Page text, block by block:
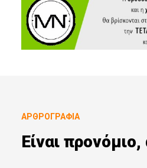
ΑΡΘΡΟΓΡΑΦΊΑ
Είναι